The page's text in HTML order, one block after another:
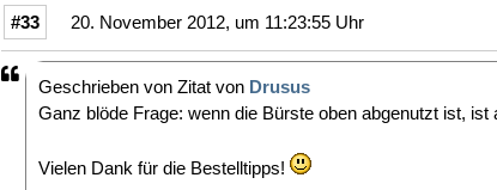
#33 20. November 2012, um 11:23:55 Uhr
Geschrieben von Zitat von Drusus
Ganz blöde Frage: wenn die Bürste oben abgenutzt ist,
Vielen Dank für die Bestelltipps!